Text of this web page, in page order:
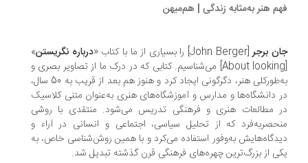
هنر به‌‏مثابه زندگی | هم‌میهن
برجر[John Berger] را بسیاری از ما با کتاب « درباره نگریستن»
[About looking] می‌شناسیم. کتابی که در درک ما از تصاویر بصری و
به‌طورکلی هنر، دگرگونی ایجاد کرد و هنوز هم بعد از قریب به 50 سال،
دانشگاه‌‌ها و مدارس و آموزشگاه‌های هنری به‌عنوان متنی کلاسیک
مطالعات هنری و فرهنگی تدریس می‌شود. منتقدی با روشی
که از تحلیل سیاسی، اجتماعی و انسانی در آراء و
به‌وفور استفاده می‌کرد و با همین روش‌شناسی خاص، به
از بزرگ‌ترین چهره‌های فرهنگی قرن گذشته تبدیل شد.